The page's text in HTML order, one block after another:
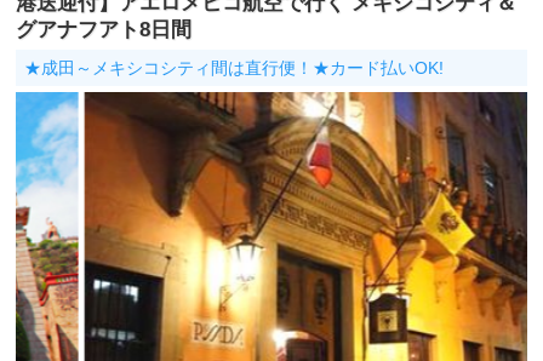
グアナフアト8日間
★成田～メキシコシティ間は直行便！★カード払いOK!